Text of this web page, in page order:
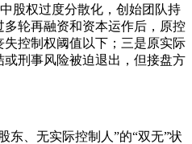
股权过度分散化，创始团队持
轮再融资和资本运作后，原控
控制权阈值以下；三是原实际
刑事风险被迫退出，但接盘方
东、无实际控制人”的“双无”状